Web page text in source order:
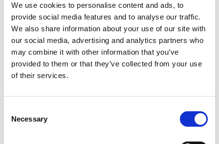
We use cookies to personalise content and ads, to
provide social media features and to analyse our traffic.
We also share information about your use of our site with
our social media, advertising and analytics partners who
may combine it with other information that you’ve
provided to them or that they’ve collected from your use
of their services.
Selection
Necessary
δημιουργήσουν ευκαιρίες συνεργασίας μεταξύ τους.
Η επιτυχία του eCommerce Networking Day οφείλεται -σε
μεγάλο βαθμό- στα
στοχευμένα εργαλεία δικτύωσης
που αξιοποιούνται (όπως"προξενητές", "business-card
boards", "quick-meeting tables") και διευκολύνουν
ιδιαίτερα τις επαφές μεταξύ των στελεχών. Τα συγκεκριμένα
εργαλεία έχουν ως βασικό στόχο την πραγματοποίηση νέων
όσο και των προϊόντων & υπηρεσιών της εταιρείας του,
Συμμετοχές